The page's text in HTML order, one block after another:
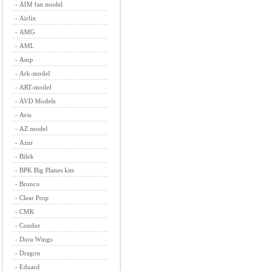
- AIM fan model
- Airfix
- AMG
- AML
- Amp
- Ark-model
- ART-model
- AVD Models
- Avis
- AZ model
- Azur
- Bilek
- BPK Big Planes kits
- Bronco
- Clear Prop
- CMK
- Condor
- Dora Wings
- Dragon
- Eduard